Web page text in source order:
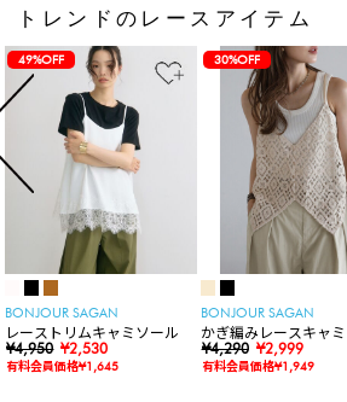
トレンドのレースアイテム
49%OFF
BONJOUR SAGAN
レーストリムキャミソール
¥4,950 ¥2,530
有料会員価格¥1,645
30%OFF
BONJOUR SAGAN
かぎ編みレースキャ
ェ
¥4,290 ¥2,999
有料会員価格¥1,949